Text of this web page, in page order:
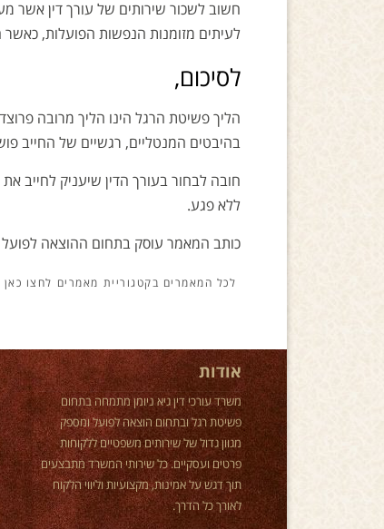
חשוב לשכור שירותים של עורך דין אשר
לעיתים מזומנות הנפשות הפועלות, כאשר
לסיכום,
הליך פשיטת הרגל הינו הליך מרובה
בהיבטים המנטליים, רגשיים של החייב
חובה לבחור בעורך הדין שיעניק לחייב
ללא פגע.
כותב המאמר עוסק בתחום ההוצאה לפועל
מאמרים
אודות
משרד עורכי דין גיא ניומן מתמחה בתחום
פשיטת רגל ובתחום הוצאה לפועל ומספק
מגוון גדול של שירותים משפטיים ללקוחות
פרטים ועסקיים. כל שירותי המשרד מתבצעים
תוך דגש על אמינות, מקצועיות וליווי הלקוח
לאורך כל הדרך.